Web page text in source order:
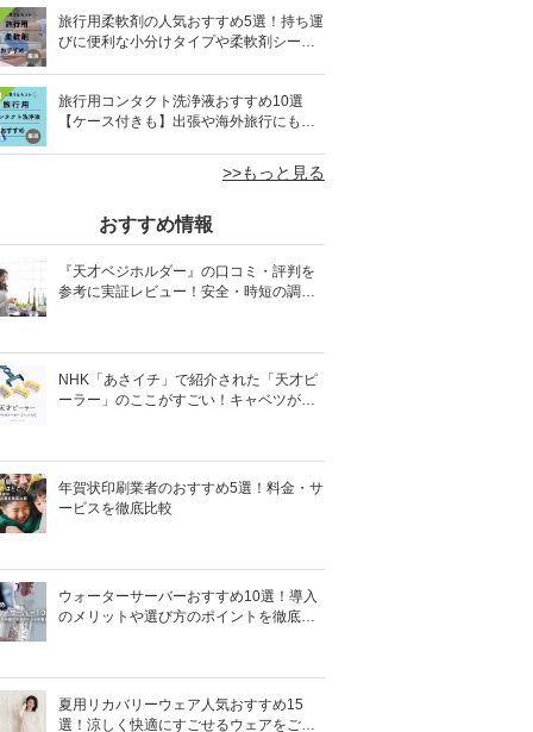
旅行用柔軟剤の人気おすすめ5選！持ち運
びに便利な小分けタイプや柔軟剤シート
旅行用コンタクト洗浄液おすすめ10選
【ケース付きも】出張や海外旅行にも便
>>もっと見る
おすすめ情報
『天才ベジホルダー』の口コミ・評判を
参考に実証レビュー！安全・時短の調理
NHK「あさイチ」で紹介された「天才ピ
ーラー」のここがすごい！キャベツがほ
年賀状印刷業者のおすすめ5選！料金・サ
ービスを徹底比較
ウォーターサーバーおすすめ10選！導入
のメリットや選び方のポイントを徹底解
夏用リカバリーウェア人気おすすめ15
選！涼しく快適にすごせるウェアをご紹